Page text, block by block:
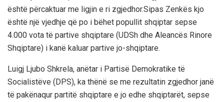
është përcaktuar me ligjin e ri zgjedhor.Sipas Zenkës kjo
është një vjedhje që po i bëhet popullit shqiptar sepse
4.000 vota të partive shqiptare (UDSh dhe Aleancës Rinore
Shqiptare) i kanë kaluar partive jo-shqiptare.
Luigj Ljubo Shkrela, anëtar i Partisë Demokratike të
Socialistëve (DPS), ka thënë se me rezultatin zgjedhor janë
të pakënaqur partitë shqiptare e jo edhe shqiptarët, sepse